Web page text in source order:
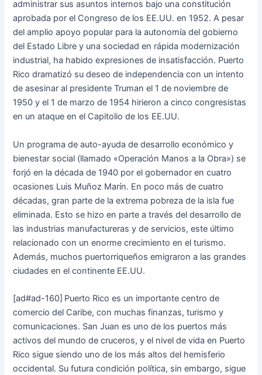
administrar sus asuntos internos bajo una constitución
aprobada por el Congreso de los EE.UU. en 1952. A pesar
del amplio apoyo popular para la autonomía del gobierno
del Estado Libre y una sociedad en rápida modernización
industrial, ha habido expresiones de insatisfacción. Puerto
Rico dramatizó su deseo de independencia con un intento
de asesinar al presidente Truman el 1 de noviembre de
1950 y el 1 de marzo de 1954 hirieron a cinco congresistas
en un ataque en el Capitolio de los EE.UU.
Un programa de auto-ayuda de desarrollo económico y
bienestar social (llamado «Operación Manos a la Obra») se
forjó en la década de 1940 por el gobernador en cuatro
ocasiones Luis Muñoz Marín. En poco más de cuatro
décadas, gran parte de la extrema pobreza de la isla fue
eliminada. Esto se hizo en parte a través del desarrollo de
las industrias manufactureras y de servicios, este último
relacionado con un enorme crecimiento en el turismo.
Además, muchos puertorriqueños emigraron a las grandes
ciudades en el continente EE.UU.
[ad#ad-160] Puerto Rico es un importante centro de
comercio del Caribe, con muchas finanzas, turismo y
comunicaciones. San Juan es uno de los puertos más
activos del mundo de cruceros, y el nivel de vida en Puerto
Rico sigue siendo uno de los más altos del hemisferio
occidental. Su futura condición política, sin embargo, sigue